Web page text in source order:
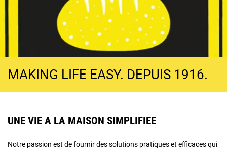
MAKING LIFE EASY. DEPUIS 1916.
UNE VIE A LA MAISON SIMPLIFIEE
Notre passion est de fournir des solutions pratiques et efficaces qui